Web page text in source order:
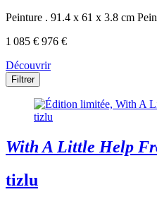
Peinture . 91.4 x 61 x 3.8 cm
1 085 € 976 €
Découvrir
Filtrer
With A Little Help
tizlu